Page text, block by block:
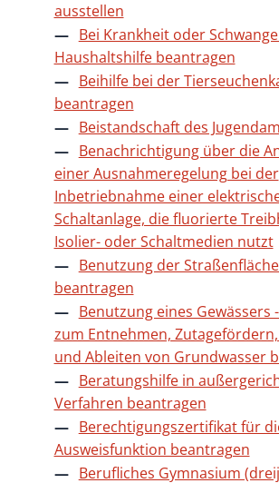
ausstellen
Bei Krankheit oder
Haushaltshilfe beantragen
Beihilfe bei der
beantragen
Beistandschaft des
Benachrichtigung über die
einer Ausnahmeregelung bei der
Inbetriebnahme einer
Schaltanlage, die fluorierte
Isolier- oder Schaltmedien nutzt
Benutzung der
beantragen
Benutzung eines Gewässers
zum Entnehmen,
und Ableiten von Grundwasser
Beratungshilfe in
Verfahren beantragen
Berechtigungszertifikat für
Ausweisfunktion beantragen
Berufliches Gymnasium